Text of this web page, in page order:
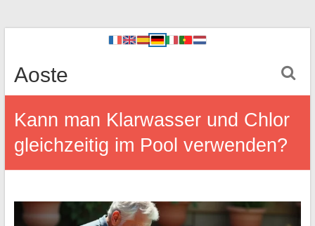
Aoste
Kann man Klarwasser und Chlor
gleichzeitig im Pool verwenden?